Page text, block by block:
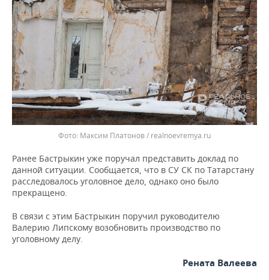
Максим Платонов / realnoevremya.ru
Ранее Бастрыкин уже поручал представить доклад по
данной ситуации. Сообщается, что в СУ СК по Татарстану
расследовалось уголовное дело, однако оно было
прекращено.
В связи с этим Бастрыкин поручил руководителю
Валерию Липскому возобновить производство по
уголовному делу.
Рената Валеева